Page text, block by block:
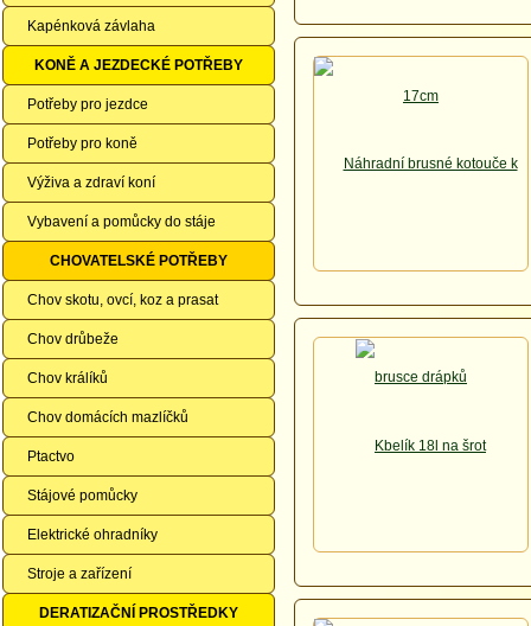
Kapénková závlaha
KONĚ A JEZDECKÉ POTŘEBY
Potřeby pro jezdce
Potřeby pro koně
Výživa a zdraví koní
Vybavení a pomůcky do stáje
CHOVATELSKÉ POTŘEBY
Chov skotu, ovcí, koz a prasat
Chov drůbeže
Chov králíků
Chov domácích mazlíčků
Ptactvo
Stájové pomůcky
Elektrické ohradníky
Stroje a zařízení
DERATIZAČNÍ PROSTŘEDKY